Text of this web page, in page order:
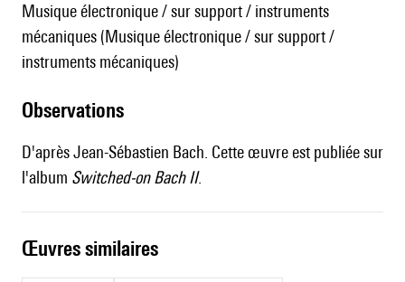
Musique électronique / sur support / instruments
mécaniques (Musique électronique / sur support /
instruments mécaniques)
observations
D'après Jean-Sébastien Bach. Cette œuvre est publiée sur
l'album Switched-on Bach II.
œuvres similaires